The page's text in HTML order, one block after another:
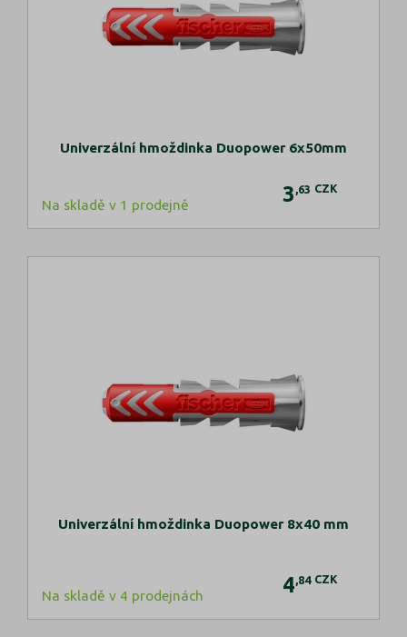
Univerzální hmoždinka Duopower 6x50mm
Na skladě v 1 prodejně 3 ,63 CZK
Univerzální hmoždinka Duopower 8x40 mm
Na skladě v 4 prodejnách 4 ,84 CZK